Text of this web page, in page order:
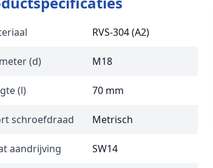
RVS-304 (A2)
(d) M18
(l) 70 mm
schroefdraad Metrisch
aandrijving SW14